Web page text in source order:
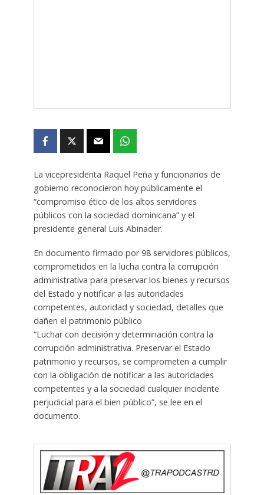
La vicepresidenta Raquel Peña y funcionarios de
gobierno reconocieron hoy públicamente el
“compromiso ético de los altos servidores
públicos con la sociedad dominicana” y el
presidente general Luis Abinader.
En documento firmado por 98 servidores públicos,
comprometidos en la lucha contra la corrupción
administrativa para preservar los bienes y recursos
del Estado y notificar a las autoridades
competentes, autoridad y sociedad, detalles que
dañen el patrimonio público
“Luchar con decisión y determinación contra la
corrupción administrativa. Preservar el Estado
patrimonio y recursos, se comprometen a cumplir
con la obligación de notificar a las autoridades
competentes y a la sociedad cualquier incidente
perjudicial para el bien público”, se lee en el
documento.